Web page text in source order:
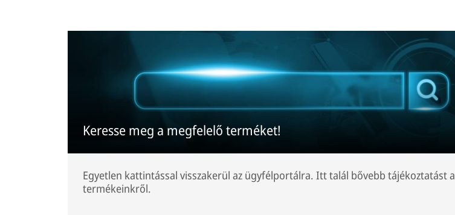
Keresse meg a megfelelő terméket!
Egyetlen kattintással visszakerül az ügyfélportálra. Itt talál bővebb tájékoztatást a
termékeinkről.